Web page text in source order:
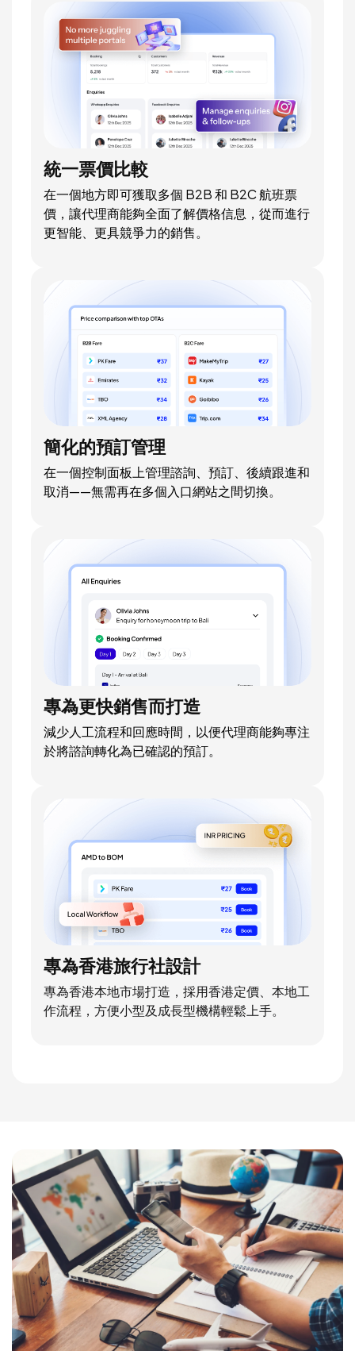
統一票價比較
在一個地方即可獲取多個 B2B 和 B2C 航班票
價，讓代理商能夠全面了解價格信息，從而進行
更智能、更具競爭力的銷售。
簡化的預訂管理
在一個控制面板上管理諮詢、預訂、後續跟進和
取消——無需再在多個入口網站之間切換。
專為更快銷售而打造
減少人工流程和回應時間，以便代理商能夠專注
於將諮詢轉化為已確認的預訂。
專為香港旅行社設計
專為香港本地市場打造，採用香港定價、本地工
作流程，方便小型及成長型機構輕鬆上手。